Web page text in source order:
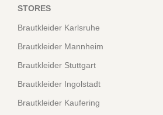
STORES
Brautkleider Karlsruhe
Brautkleider Mannheim
Brautkleider Stuttgart
Brautkleider Ingolstadt
Brautkleider Kaufering